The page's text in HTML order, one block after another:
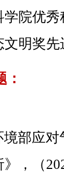
学院优
文明奖
：
境部应
，（